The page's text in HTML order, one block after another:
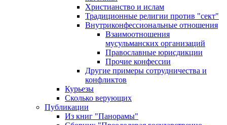
Христианство и ислам
Традиционные религии против "сект"
Внутриконфессиональные отношения
Взаимоотношения
мусульманских организаций
Православные юрисдикции
Прочие конфессии
Другие примеры сотрудничества и
конфликтов
Курьезы
Сколько верующих
Публикации
Из книг "Панорамы"